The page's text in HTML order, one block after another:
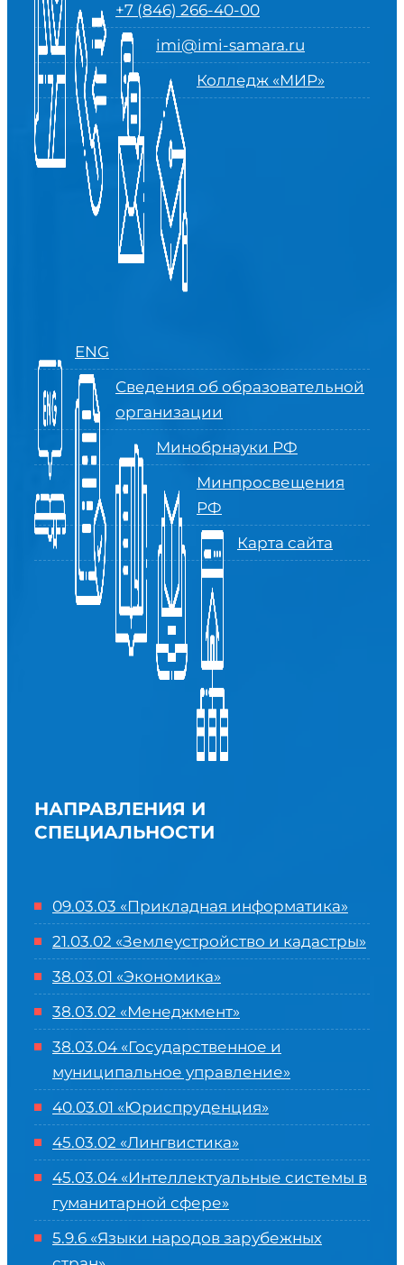
+7 (846) 266-40-00
imi@imi-samara.ru
Колледж «МИР»
ENG
Сведения об образовательной
организации
Минобрнауки РФ
Минпросвещения
РФ
Карта сайта
НАПРАВЛЕНИЯ И
СПЕЦИАЛЬНОСТИ
09.03.03 «Прикладная информатика»
21.03.02 «Землеустройство и кадастры»
38.03.01 «Экономика»
38.03.02 «Менеджмент»
38.03.04 «Государственное и
муниципальное управление»
40.03.01 «Юриспруденция»
45.03.02 «Лингвистика»
45.03.04 «Интеллектуальные системы в
гуманитарной сфере»
5.9.6 «Языки народов зарубежных